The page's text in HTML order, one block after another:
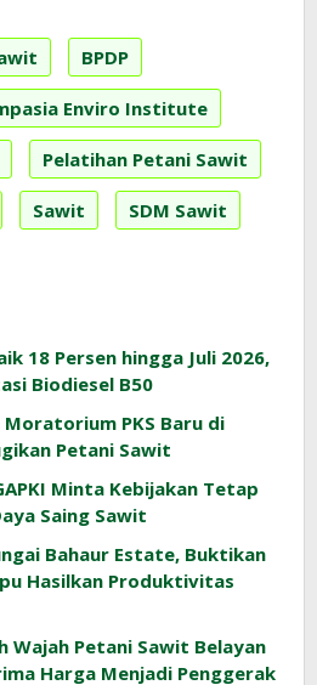
BPDP
Enviro Institute
Pelatihan Petani Sawit
Sawit SDM Sawit
18 Persen hingga Juli 2026,
Biodiesel B50
Moratorium PKS Baru di
Petani Sawit
Minta Kebijakan Tetap
Saing Sawit
Bahaur Estate, Buktikan
Hasilkan Produktivitas
Wajah Petani Sawit Belayan
Harga Menjadi Penggerak